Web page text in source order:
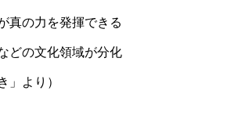
真の力を発揮できる
どの文化領域が分化
」より）